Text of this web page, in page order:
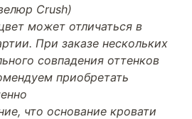
Crush)
может отличаться в
При заказе нескольких
совпадения оттенков
приобретать
что основание кровати